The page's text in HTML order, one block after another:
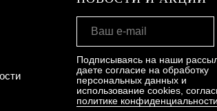
Подписываясь на наши
даете согласие на обработку
персональных данных и
использование cookies,
политике конфиденциальности